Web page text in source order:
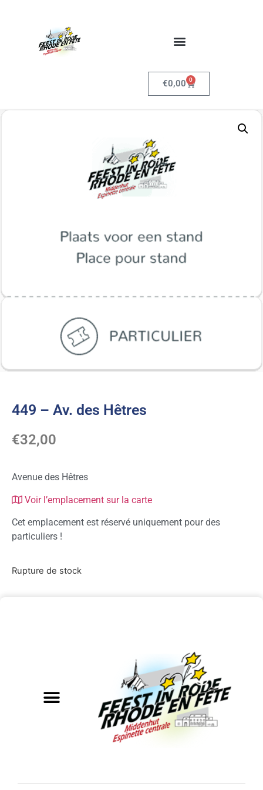
€0,00 0
449 – Av. des Hêtres
€32,00
Avenue des Hêtres
Voir l’emplacement sur la carte
Cet emplacement est réservé uniquement pour des
particuliers !
Rupture de stock